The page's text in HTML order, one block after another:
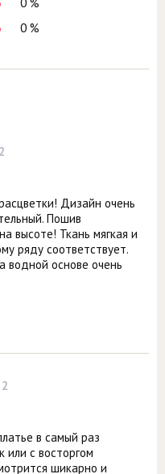
0 %
Дизайн очень
Пошив
высоте! Ткань мягкая и
ряду соответствует.
водной основе очень
в самый раз
или с восторгом
шикарно и